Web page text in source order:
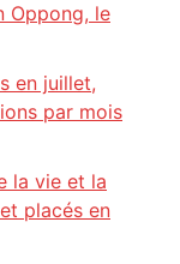
Oppong, le
en juillet,
par mois
la vie et la
placés en